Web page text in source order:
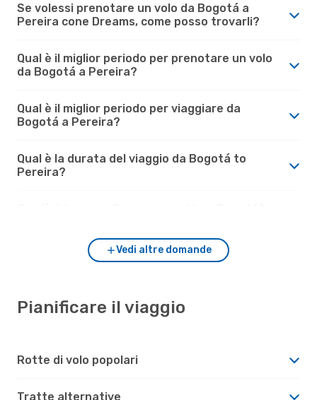
Se volessi prenotare un volo da Bogotá a
Pereira cone Dreams, come posso trovarli?
Qual è il miglior periodo per prenotare un volo
da Bogotá a Pereira?
Qual è il miglior periodo per viaggiare da
Bogotá a Pereira?
Qual è la durata del viaggio da Bogotá to
Pereira?
Vedi altre domande
Pianificare il viaggio
Rotte di volo popolari
Tratte alternative